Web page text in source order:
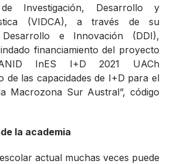
Investigación, Desarrollo y
(VIDCA), a través de su
e Innovación (DDI),
financiamiento del proyecto
InES I+D 2021 UACh
de las capacidades de I+D para el
Macrozona Sur Austral”, código
la academia
actual muchas veces puede